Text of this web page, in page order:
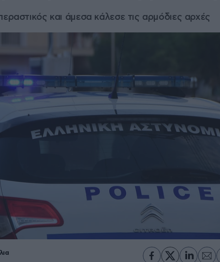
και άμεσα κάλεσε τις αρμόδιες αρχές